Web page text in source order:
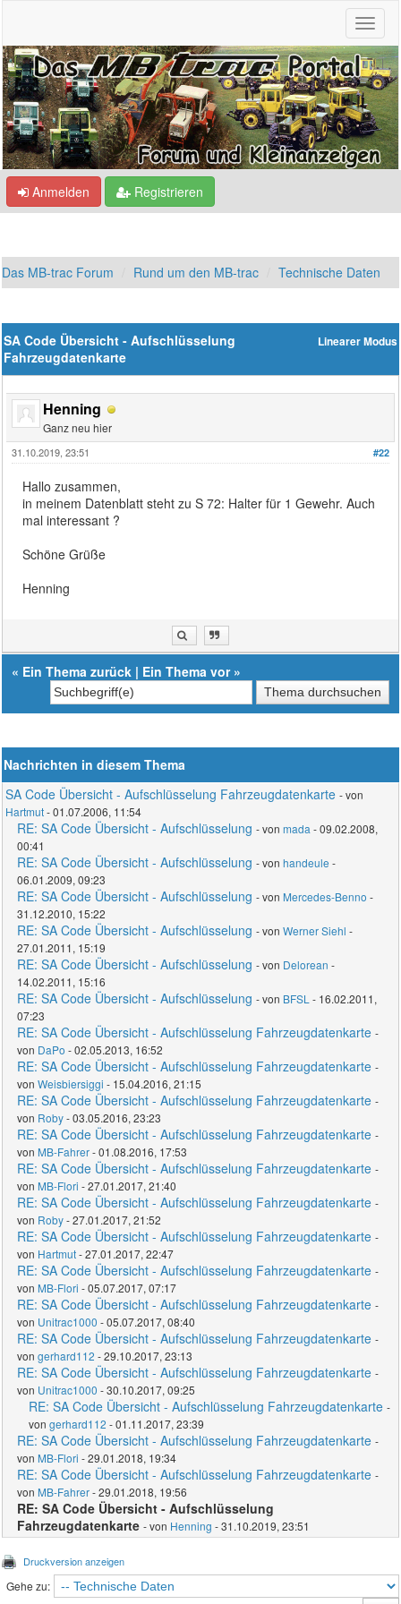
Anmelden Registrieren
Das MB-trac Forum Rund um den MB-trac Technische Daten
Linearer Modus
SA Code Übersicht - Aufschlüsselung
Fahrzeugdatenkarte
Henning
Ganz neu hier
#22
31.10.2019, 23:51
Hallo zusammen,
in meinem Datenblatt steht zu S 72: Halter für 1 Gewehr. Auch
mal interessant ?
Schöne Grüße
Henning
« Ein Thema zurück | Ein Thema vor»
Nachrichten in diesem Thema
SA Code Übersicht - Aufschlüsselung Fahrzeugdatenkarte - von
Hartmut- 01.07.2006, 11:54
RE: SA Code Übersicht - Aufschlüsselung - vonmada - 09.02.2008,
00:41
RE: SA Code Übersicht - Aufschlüsselung - vonhandeule -
06.01.2009, 09:23
RE: SA Code Übersicht - Aufschlüsselung - von Mercedes-Benno -
31.12.2010, 15:22
RE: SA Code Übersicht - Aufschlüsselung - vonWerner Siehl -
27.01.2011, 15:19
RE: SA Code Übersicht - Aufschlüsselung - von Delorean -
14.02.2011, 15:16
RE: SA Code Übersicht - Aufschlüsselung - von BFSL - 16.02.2011,
07:23
RE: SA Code Übersicht - Aufschlüsselung Fahrzeugdatenkarte -
von DaPo - 02.05.2013, 16:52
RE: SA Code Übersicht - Aufschlüsselung Fahrzeugdatenkarte -
vonWeisbiersiggi - 15.04.2016, 21:15
RE: SA Code Übersicht - Aufschlüsselung Fahrzeugdatenkarte -
von Roby- 03.05.2016, 23:23
RE: SA Code Übersicht - Aufschlüsselung Fahrzeugdatenkarte -
von MB-Fahrer- 01.08.2016, 17:53
RE: SA Code Übersicht - Aufschlüsselung Fahrzeugdatenkarte -
von MB-Flori - 27.01.2017, 21:40
RE: SA Code Übersicht - Aufschlüsselung Fahrzeugdatenkarte -
von Roby- 27.01.2017, 21:52
RE: SA Code Übersicht - Aufschlüsselung Fahrzeugdatenkarte -
von Hartmut- 27.01.2017, 22:47
RE: SA Code Übersicht - Aufschlüsselung Fahrzeugdatenkarte -
von MB-Flori - 05.07.2017, 07:17
RE: SA Code Übersicht - Aufschlüsselung Fahrzeugdatenkarte -
von Unitrac1000 - 05.07.2017, 08:40
RE: SA Code Übersicht - Aufschlüsselung Fahrzeugdatenkarte -
vongerhard112 - 29.10.2017, 23:13
RE: SA Code Übersicht - Aufschlüsselung Fahrzeugdatenkarte -
von Unitrac1000 - 30.10.2017, 09:25
RE: SA Code Übersicht - Aufschlüsselung Fahrzeugdatenkarte -
vongerhard112 - 01.11.2017, 23:39
RE: SA Code Übersicht - Aufschlüsselung Fahrzeugdatenkarte -
von MB-Flori - 29.01.2018, 19:34
RE: SA Code Übersicht - Aufschlüsselung Fahrzeugdatenkarte -
von MB-Fahrer- 29.01.2018, 19:56
RE: SA Code Übersicht - Aufschlüsselung
Fahrzeugdatenkarte - von Henning - 31.10.2019, 23:51
Druckversion anzeigen
Gehe zu: